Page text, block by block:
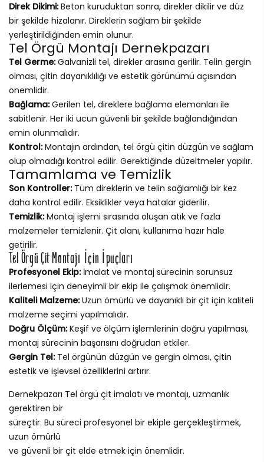
Direk Dikimi:Beton kuruduktan sonra, direkler dikilir ve düz
bir şekilde hizalanır. Direklerin sağlam bir şekilde
yerleştirildiğinden emin olunur.
Tel Örgü Montajı Dernekpazarı
Tel Germe:Galvanizli tel, direkler arasına gerilir. Telin gergin
olması, çitin dayanıklılığı ve estetik görünümü açısından
önemlidir.
Bağlama:Gerilen tel, direklere bağlama elemanları ile
sabitlenir. Her iki ucun güvenli bir şekilde bağlandığından
emin olunmalıdır.
Kontrol:Montajın ardından, tel örgü çitin düzgün ve sağlam
olup olmadığı kontrol edilir. Gerektiğinde düzeltmeler yapılır.
Tamamlama ve Temizlik
Son Kontroller:Tüm direklerin ve telin sağlamlığı bir kez
daha kontrol edilir. Eksiklikler veya hatalar giderilir.
Temizlik:Montaj işlemi sırasında oluşan atık ve fazla
malzemeler temizlenir. Çit alanı, kullanıma hazır hale
getirilir.
Tel Örgü Çit Montajı İçin İpuçları
Profesyonel Ekip:İmalat ve montaj sürecinin sorunsuz
ilerlemesi için deneyimli bir ekip ile çalışmak önemlidir.
Kaliteli Malzeme:Uzun ömürlü ve dayanıklı bir çit için kaliteli
malzeme seçimi yapılmalıdır.
Doğru Ölçüm:Keşif ve ölçüm işlemlerinin doğru yapılması,
montaj sürecinin başarısını doğrudan etkiler.
Gergin Tel:Tel örgünün düzgün ve gergin olması, çitin
estetik ve işlevsel özelliklerini artırır.
Dernekpazarı Tel örgü çit imalatı ve montajı, uzmanlık
gerektiren bir
süreçtir. Bu süreci profesyonel bir ekiple gerçekleştirmek,
uzun ömürlü
ve güvenli bir çit elde etmek için önemlidir.